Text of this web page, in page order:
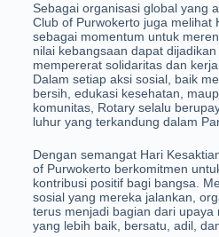
Sebagai organisasi global yang
Club of Purwokerto juga melihat
sebagai momentum untuk
nilai kebangsaan dapat
mempererat solidaritas dan
Dalam setiap aksi sosial, baik
bersih, edukasi kesehatan,
komunitas, Rotary selalu
luhur yang terkandung dalam
Dengan semangat Hari
of Purwokerto berkomitmen
kontribusi positif bagi bangsa.
sosial yang mereka jalankan,
terus menjadi bagian dari upaya
yang lebih baik, bersatu, adil,